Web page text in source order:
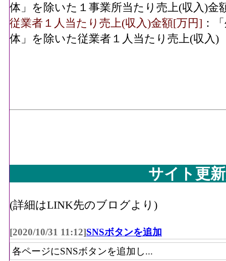
体」を除いた１事業所当たり売上(収入)金
従業者１人当たり売上(収入)金額[万円] ：
体」を除いた従業者１人当たり売上(収入)
サイト更
(詳細はLINK先のブログより)
[2020/10/31 11:12]SNSボタンを追加
各ページにSNSボタンを追加し...